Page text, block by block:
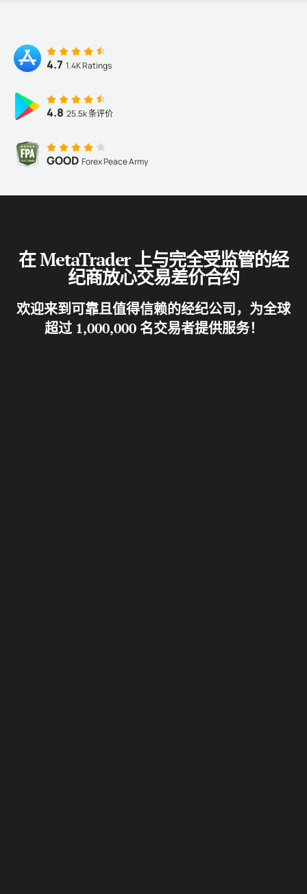
4.7 1.4K Ratings
4.8 25.5k 条评价
GOOD Forex Peace Army
在 MetaTrader 上与完全受监管的经
纪商放心交易差价合约
欢迎来到可靠且值得信赖的经纪公司，为全球
超过 1,000,000 名交易者提供服务！